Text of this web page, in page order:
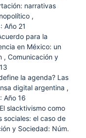
narrativas
,
Año 21
para la
en México: un
, Comunicación y
la agenda? Las
digital argentina ,
Año 16
El slacktivismo como
sociales: el caso de
y Sociedad: Núm.